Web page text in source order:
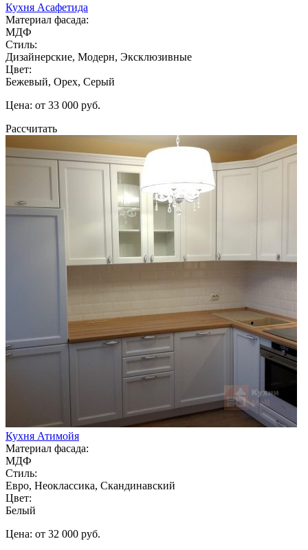
Кухня Асафетида
Материал фасада:
МДФ
Стиль:
Дизайнерские, Модерн, Эксклюзивные
Цвет:
Бежевый, Орех, Серый
Цена: от 33 000 руб.
Рассчитать
Кухня Атимойя
Материал фасада:
МДФ
Стиль:
Евро, Неоклассика, Скандинавский
Цвет:
Белый
Цена: от 32 000 руб.